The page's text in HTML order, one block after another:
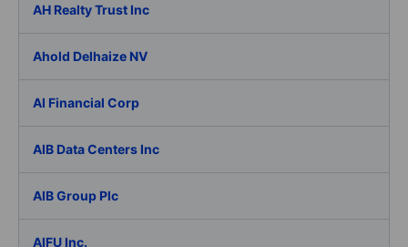
AH Realty Trust Inc
Ahold Delhaize NV
AI Financial Corp
AIB Data Centers Inc
AIB Group Plc
AIFU Inc.